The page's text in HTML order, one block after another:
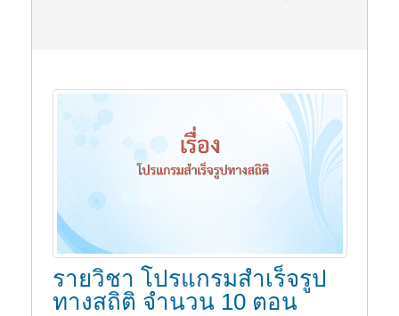
รายวิชา โปรแกรมสำเร็จรูป
ทางสถิติ จำนวน 10 ตอน